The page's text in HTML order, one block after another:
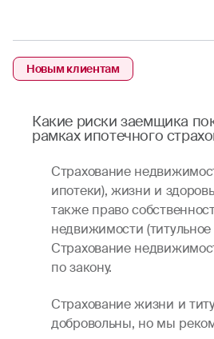
Новым клиентам
Какие риски заемщика
рамках ипотечного
Страхование
ипотеки), жизни и
также право
недвижимости (титульное
Страхование
по закону.
Страхование жизни и
добровольны, но мы